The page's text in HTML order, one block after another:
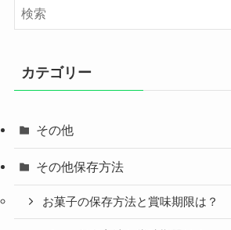
カテゴリー
その他
その他保存方法
お菓子の保存方法と賞味期限は？